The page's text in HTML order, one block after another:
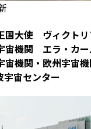
国大使 ヴィクト
宙機関 エラ・カー
宙機関・欧州宇宙
宇宙センター